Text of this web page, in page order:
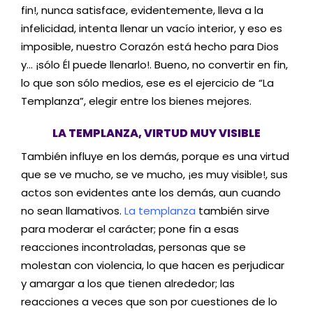
fin!, nunca satisface, evidentemente, lleva a la
infelicidad, intenta llenar un vacío interior, y eso es
imposible, nuestro Corazón está hecho para Dios
y… ¡sólo Él puede llenarlo!. Bueno, no convertir en fin,
lo que son sólo medios, ese es el ejercicio de “La
Templanza”, elegir entre los bienes mejores.
LA TEMPLANZA, VIRTUD MUY VISIBLE
También influye en los demás, porque es una virtud
que se ve mucho, se ve mucho, ¡es muy visible!, sus
actos son evidentes ante los demás, aun cuando
no sean llamativos. La templanza también sirve
para moderar el carácter; pone fin a esas
reacciones incontroladas, personas que se
molestan con violencia, lo que hacen es perjudicar
y amargar a los que tienen alrededor; las
reacciones a veces que son por cuestiones de lo